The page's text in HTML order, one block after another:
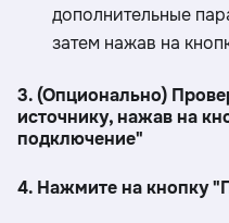
дополнительные
затем нажав на
3. (Опционально)
источнику, нажав на
подключение"
4. Нажмите на кнопку